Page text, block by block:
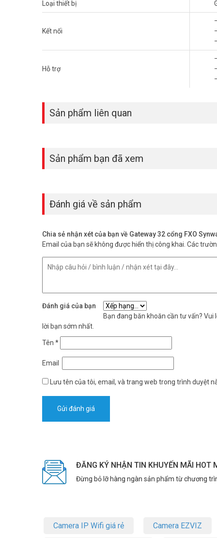
– Cho phép kết nối trong mạng LAN hay qua Internet.
– Bảo hành: 24 tháng.
Đặt hàng mua ngay sản phẩm Synway SMG1032-32O
Loại thiết bị
Kết nối
Hỗ trợ
Sản phẩm liên quan
Sản phẩm bạn đã xem
Đánh giá về sản phẩm
Chia sẻ nhận xét của bạn về Gateway 32 cổng FXO
Email của bạn sẽ không được hiển thị công khai. Các
Đánh giá của bạn
Bạn đang băn khoăn cần tư vấn? Vui
lời bạn sớm nhất.
Tên *
Email
Lưu tên của tôi, email, và trang web trong trình duyệt
ĐĂNG KÝ NHẬN TIN KHUYẾN MÃI HOT
Đừng bỏ lỡ hàng ngàn sản phẩm từ chương
Camera IP Wifi giá rẻ Camera EZVIZ